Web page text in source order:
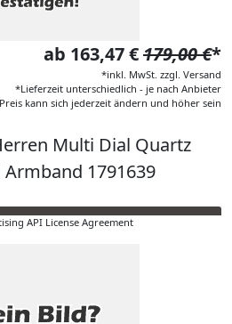
ab 163,47 €179,00 €*
*inkl. MwSt. zzgl. Versand
*Lieferzeit unterschiedlich - je nach Anbieter
kann sich jederzeit ändern und höher sein
Multi Dial Quartz
1791639
API License Agreement